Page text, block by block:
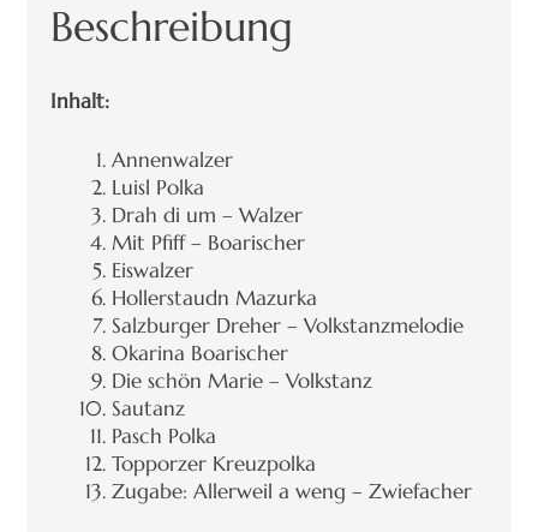
Beschreibung
Inhalt:
Annenwalzer
Luisl Polka
Drah di um – Walzer
Mit Pfiff – Boarischer
Eiswalzer
Hollerstaudn Mazurka
Salzburger Dreher – Volkstanzmelodie
Okarina Boarischer
Die schön Marie – Volkstanz
Sautanz
Pasch Polka
Topporzer Kreuzpolka
Zugabe: Allerweil a weng – Zwiefacher